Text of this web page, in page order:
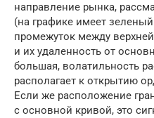
направление рынка,
(на графике имеет
промежуток между
и их удаленность от
большая, волатильность
располагает к открытию
Если же расположение
с основной кривой, это